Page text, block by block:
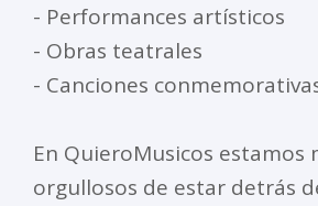
- Performances artísticos
- Obras teatrales
- Canciones
En QuieroMusicos estamos
orgullosos de estar detrás